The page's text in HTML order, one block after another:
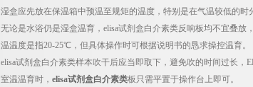
湿盒应先放在保温箱中预温至规矩的温度，特别是在气温较低的时
无论是水浴仍是湿盒温育，elisa试剂盒白介素类反响板均不宜叠
温温度是指20-25℃，但具体操作时可根据说明书的恳求操控温育。
elisa试剂盒白介素类样本吹干后应当即取下，避免吹的时间过长，
室温温育时， elisa试剂盒白介素类板只需平置于操作台上即可。